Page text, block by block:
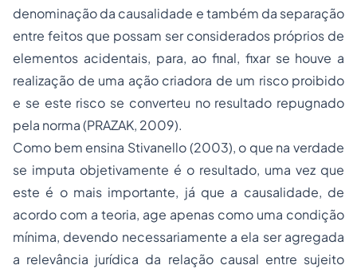
denominação da causalidade e também da separação
entre feitos que possam ser considerados próprios de
elementos acidentais, para, ao final, fixar se houve a
realização de uma ação criadora de um risco proibido
e se este risco se converteu no resultado repugnado
pela norma (PRAZAK, 2009).
Como bem ensina Stivanello (2003), o que na verdade
se imputa objetivamente é o resultado, uma vez que
este é o mais importante, já que a causalidade, de
acordo com a teoria, age apenas como uma condição
mínima, devendo necessariamente a ela ser agregada
a relevância jurídica da relação causal entre sujeito